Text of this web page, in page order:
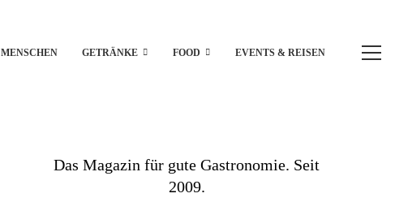
MENSCHEN GETRÄNKE FOOD EVENTS & REISEN
Das Magazin für gute Gastronomie. Seit
2009.